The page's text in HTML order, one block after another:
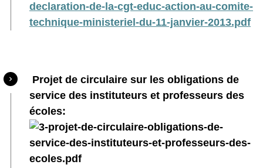
declaration-de-la-cgt-educ-action-au-comite-
technique-ministeriel-du-11-janvier-2013.pdf
Projet de circulaire sur les obligations de
service des instituteurs et professeurs des
écoles: